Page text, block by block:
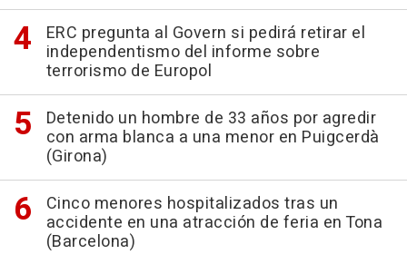
ERC pregunta al Govern si pedirá retirar el
independentismo del informe sobre
terrorismo de Europol
Detenido un hombre de 33 años por agredir
con arma blanca a una menor en Puigcerdà
(Girona)
Cinco menores hospitalizados tras un
accidente en una atracción de feria en Tona
(Barcelona)